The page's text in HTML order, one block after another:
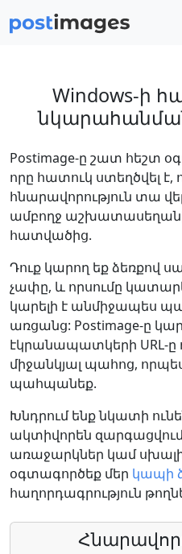
Windows-ի
Postimage-ը շատ հեշտ
որը հատուկ ստեղծվել է,
հնարավորություն տա
ամբողջ
հատվածից.
Դուք կարող եք ձեռքով
չափը, և որսումը
կարելի է անմիջապես
առցանց: Postimage-ը
էկրանապատկերի URL-ը
միջանկյալ պահոց,
պահպանեք.
Խնդրում ենք նկատի
ակտիվորեն զարգացվում
առաջարկներ կամ սխալի
օգտագործեք մեր կապի
հաղորդագրություն